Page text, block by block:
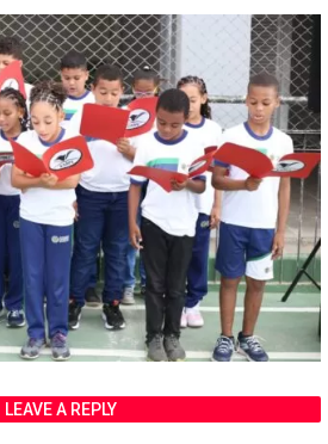
LEAVE A REPLY